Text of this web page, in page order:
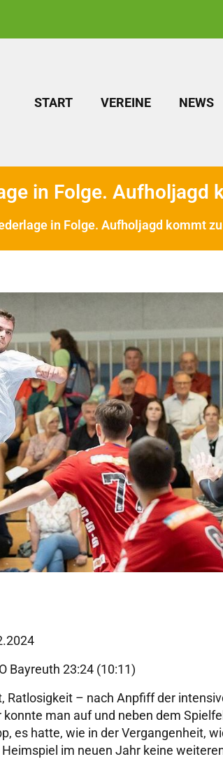
START VEREINE NEWS
in Folge. Aufholjagd
in Folge. Aufholjagd kommt
Bayreuth 23:24 (10:11)
Ratlosigkeit – nach Anpfiff der
man auf und neben dem
es hatte, wie in der Vergangenheit,
im neuen Jahr keine